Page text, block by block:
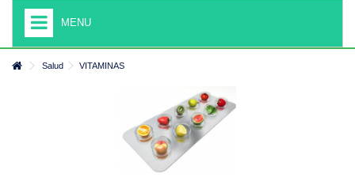
MENU
Salud VITAMINAS